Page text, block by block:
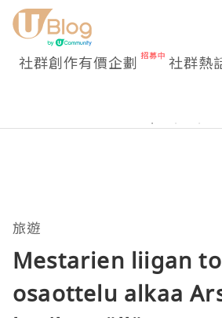
社群創作有價企劃 社群熱
旅遊
Mestarien liigan
osaottelu alkaa